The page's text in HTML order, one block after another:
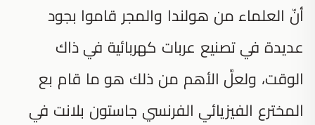
أنّ العلماء من هولندا والمجر قاموا بجود
عديدة في تصنيع عربات كهربائية في ذاك
الوقت، ولعلَّ الأهم من ذلك هو ما قام بع
المخترع الفيزيائي الفرنسي جاستون بلانت في